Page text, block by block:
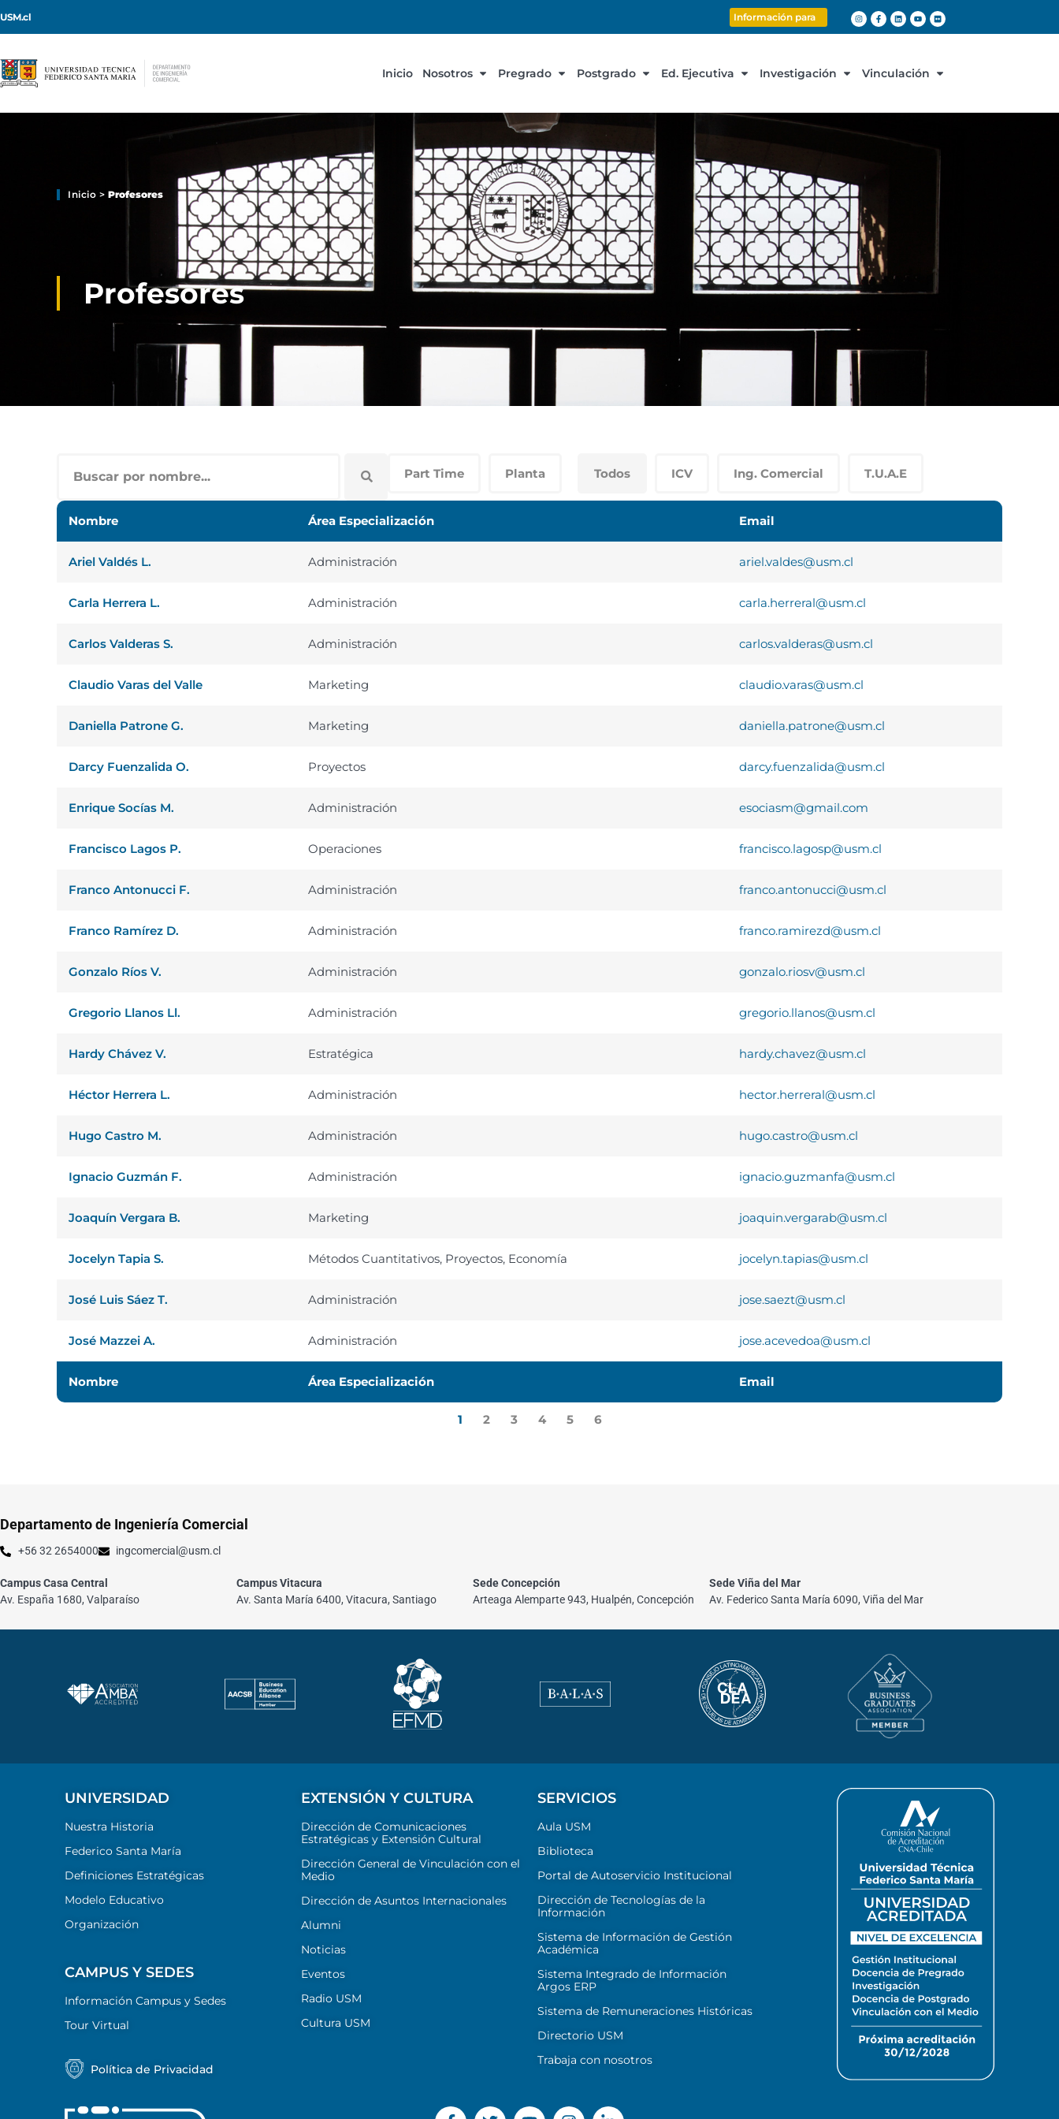
USM.cl Información para
Inicio Nosotros Pregrado Postgrado Ed. Ejecutiva Investigación Vinculación
Inicio > Profesores
Profesores
Part Time Planta Todos ICV Ing. Comercial T.U.A.E
Nombre Área Especialización Email
Ariel Valdés L. Administración ariel.valdes@usm.cl
Carla Herrera L. Administración carla.herreral@usm.cl
Carlos Valderas S. Administración carlos.valderas@usm.cl
Claudio Varas del Valle Marketing claudio.varas@usm.cl
Daniella Patrone G. Marketing daniella.patrone@usm.cl
Darcy Fuenzalida O. Proyectos darcy.fuenzalida@usm.cl
Enrique Socías M. Administración esociasm@gmail.com
Francisco Lagos P. Operaciones francisco.lagosp@usm.cl
Franco Antonucci F. Administración franco.antonucci@usm.cl
Franco Ramírez D. Administración franco.ramirezd@usm.cl
Gonzalo Ríos V. Administración gonzalo.riosv@usm.cl
Gregorio Llanos Ll. Administración gregorio.llanos@usm.cl
Hardy Chávez V. Estratégica hardy.chavez@usm.cl
Héctor Herrera L. Administración hector.herreral@usm.cl
Hugo Castro M. Administración hugo.castro@usm.cl
Ignacio Guzmán F. Administración ignacio.guzmanfa@usm.cl
Joaquín Vergara B. Marketing joaquin.vergarab@usm.cl
Jocelyn Tapia S. Métodos Cuantitativos, Proyectos, Economía jocelyn.tapias@usm.cl
José Luis Sáez T. Administración jose.saezt@usm.cl
José Mazzei A. Administración jose.acevedoa@usm.cl
Nombre Área Especialización Email
1 2 3 4 5 6
Departamento de Ingeniería Comercial
+56 32 2654000 ingcomercial@usm.cl
Campus Casa Central
Av. España 1680, Valparaíso
Campus Vitacura
Av. Santa María 6400, Vitacura, Santiago
Sede Concepción
Arteaga Alemparte 943, Hualpén, Concepción
Sede Viña del Mar
Av. Federico Santa María 6090, Viña del Mar
UNIVERSIDAD
Nuestra Historia
Federico Santa María
Definiciones Estratégicas
Modelo Educativo
Organización
CAMPUS Y SEDES
Información Campus y Sedes
Tour Virtual
Política de Privacidad
EXTENSIÓN Y CULTURA
Dirección de Comunicaciones
Estratégicas y Extensión Cultural
Dirección General de Vinculación con el
Medio
Dirección de Asuntos Internacionales
Alumni
Noticias
Eventos
Radio USM
Cultura USM
SERVICIOS
Aula USM
Biblioteca
Portal de Autoservicio Institucional
Dirección de Tecnologías de la
Información
Sistema de Información de Gestión
Académica
Sistema Integrado de Información
Argos ERP
Sistema de Remuneraciones Históricas
Directorio USM
Trabaja con nosotros